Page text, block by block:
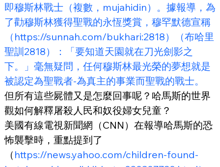
即穆斯林戰士（複數，mujahidin）。據報導，為
了勸穆斯林獲得聖戰的永恆獎賞，穆罕默德宣稱
（https://sunnah.com/bukhari:2818）（布哈里
聖訓2818）：「要知道天園就在刀光劍影之
下。」毫無疑問，任何穆斯林最光榮的夢想就是
被認定為聖戰者-為真主的事業而聖戰的戰士。
但所有這些屍體又是怎麼回事呢？哈馬斯的世界
觀如何解釋屠殺人民和奴役婦女兒童？
美國有線電視新聞網（CNN）在報導哈馬斯的恐
怖襲擊時，重點提到了
（ https://news.yahoo.com/children-found-